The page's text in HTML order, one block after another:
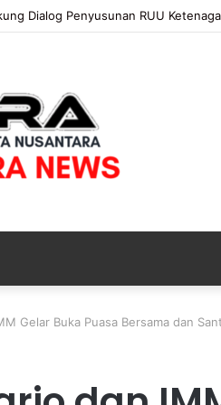
Proses Pemeriksaan Personel di
Gelar Buka Puasa Bersama dan